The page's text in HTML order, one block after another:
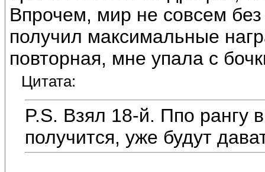
Впрочем, мир не совсем
получил максимальные
повторная, мне упала с
Цитата:
P.S. Взял 18-й. Ппо рангу
получится, уже будут